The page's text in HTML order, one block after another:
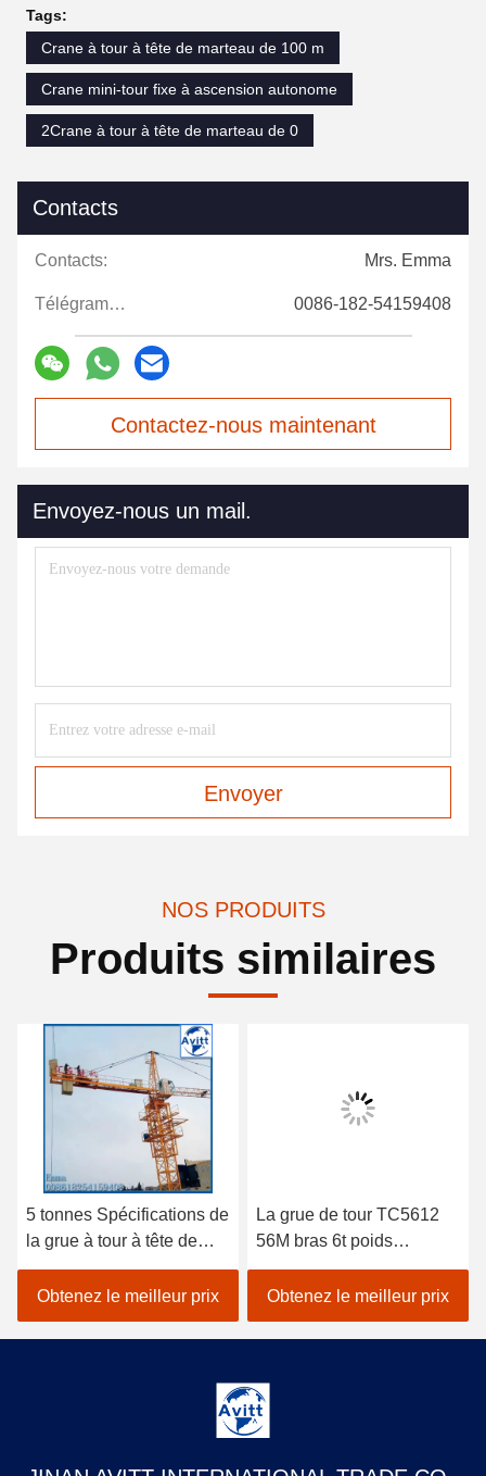
Tags:
Crane à tour à tête de marteau de 100 m
Crane mini-tour fixe à ascension autonome
2Crane à tour à tête de marteau de 0
Contacts
Contacts: Mrs. Emma
Télégramme: 0086-182-54159408
Contactez-nous maintenant
Envoyez-nous un mail.
Envoyer
NOS PRODUITS
Produits similaires
5 tonnes Spécifications de
la grue à tour à tête de
chat pour les projets de
construction civile
Obtenez le meilleur prix
La grue de tour TC5612
56M bras 6t poids
équipement de
construction de bâtiment
Obtenez le meilleur prix